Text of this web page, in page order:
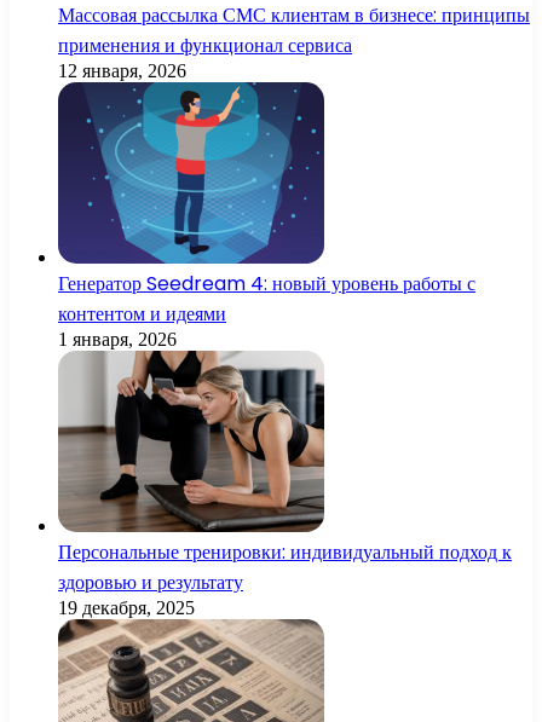
Массовая рассылка СМС клиентам в бизнесе: принципы
применения и функционал сервиса
12 января, 2026
Генератор Seedream 4: новый уровень работы с
контентом и идеями
1 января, 2026
Персональные тренировки: индивидуальный подход к
здоровью и результату
19 декабря, 2025